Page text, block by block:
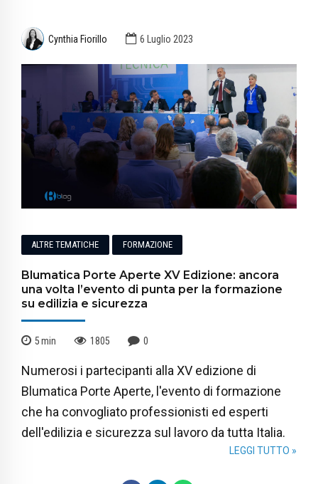
Cynthia Fiorillo 6 Luglio 2023
ALTRE TEMATICHE FORMAZIONE
Blumatica Porte Aperte XV Edizione: ancora
una volta l’evento di punta per la formazione
su edilizia e sicurezza
5min 1805 0
Numerosi i partecipanti alla XV edizione di
Blumatica Porte Aperte, l'evento di formazione
che ha convogliato professionisti ed esperti
dell'edilizia e sicurezza sul lavoro da tutta Italia.
LEGGI TUTTO »